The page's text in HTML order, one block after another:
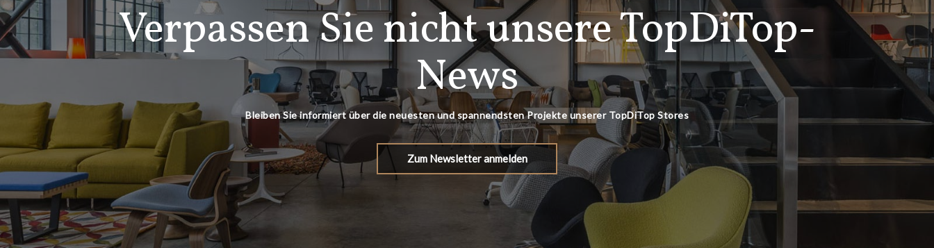
Verpassen Sie nicht unsere TopDiTop-
News
Bleiben Sie informiert über die neuesten und spannendsten Projekte unserer TopDiTop Stores
Zum Newsletter anmelden